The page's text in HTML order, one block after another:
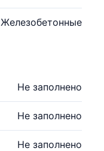
Железобетонные
Не заполнено
Не заполнено
Не заполнено